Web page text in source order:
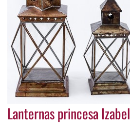
Lanternas princesa Izabel